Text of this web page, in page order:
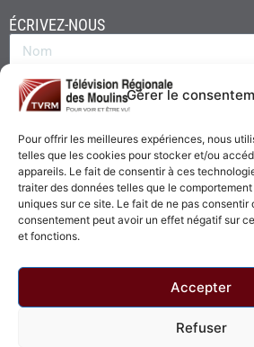
Gérer le
Pour offrir les meilleures expériences, nous
telles que les cookies pour stocker et/ou
appareils. Le fait de consentir à ces
traiter des données telles que le
uniques sur ce site. Le fait de ne pas consentir
consentement peut avoir un effet négatif sur
et fonctions.
Accepter
Refuser
ÉCRIVEZ-NOUS